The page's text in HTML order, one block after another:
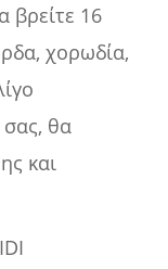
βρείτε 16
χορωδία,
θα
και